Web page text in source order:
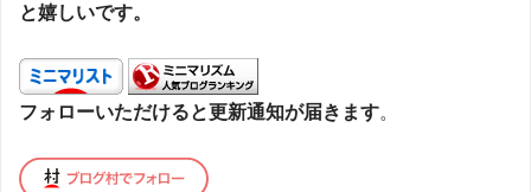
と嬉しいです。
フォローいただけると更新通知が届きます。